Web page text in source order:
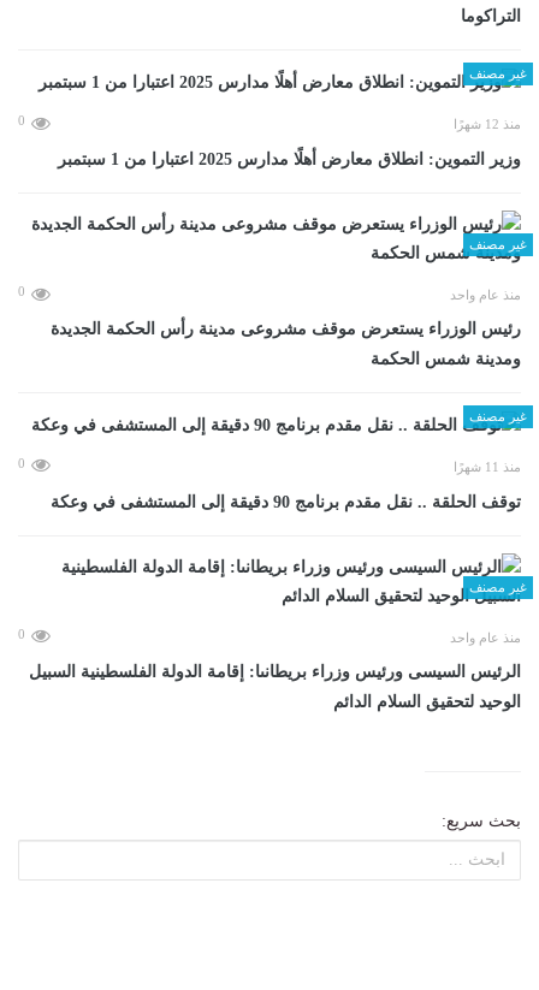
التراكوما
غير مصنف
منذ 12 شهرًا 0
وزير التموين: انطلاق معارض أهلًا مدارس 2025 اعتبارا من 1 سبتمبر
غير مصنف
منذ عام واحد 0
رئيس الوزراء يستعرض موقف مشروعى مدينة رأس الحكمة الجديدة
ومدينة شمس الحكمة
غير مصنف
منذ 11 شهرًا 0
توقف الحلقة .. نقل مقدم برنامج 90 دقيقة إلى المستشفى في وعكة
غير مصنف
منذ عام واحد 0
الرئيس السيسى ورئيس وزراء بريطانىا: إقامة الدولة الفلسطينية السبيل
الوحيد لتحقيق السلام الدائم
بحث سريع: